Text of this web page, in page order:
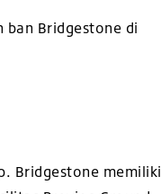
ban Bridgestone di
Bridgestone memiliki